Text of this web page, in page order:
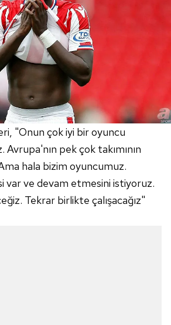
"Onun çok iyi bir oyuncu
pek çok takımının
hala bizim oyuncumuz.
var ve devam etmesini istiyoruz.
Tekrar birlikte çalışacağız"